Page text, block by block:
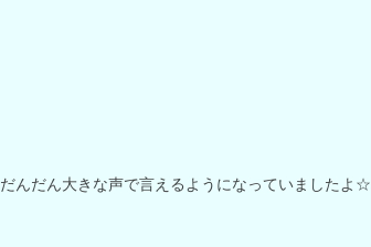
だんだん大きな声で言えるようになっていましたよ☆